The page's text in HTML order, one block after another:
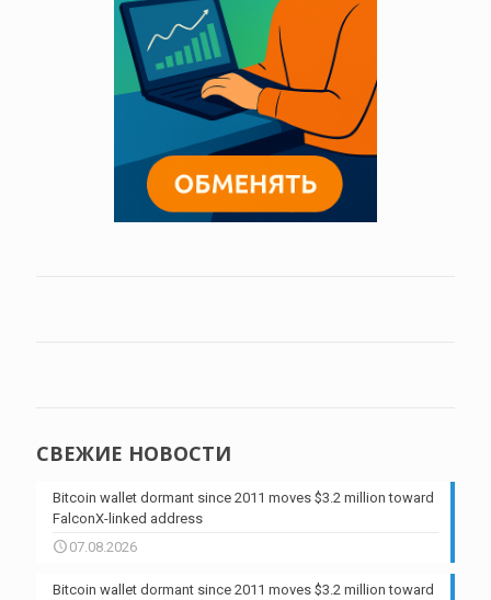
СВЕЖИЕ НОВОСТИ
Bitcoin wallet dormant since 2011 moves $3.2 million toward
FalconX-linked address
07.08.2026
Bitcoin wallet dormant since 2011 moves $3.2 million toward